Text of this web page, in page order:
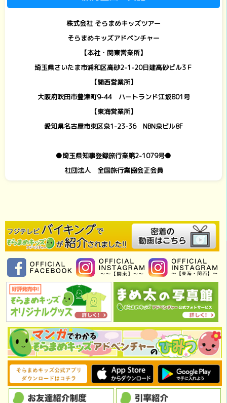
株式会社 そらまめキッズツアー
そらまめキッズアドベンチャー
【本社・関東営業所】
埼玉県さいたま市浦和区高砂2-1-20日建高砂ビル3Ｆ
【関西営業所】
大阪府吹田市豊津町9-44 ハートランド江坂801号
【東海営業所】
愛知県名古屋市東区泉1-23-36 NBN泉ビル8F
●埼玉県知事登録旅行業第2-1079号●
社団法人 全国旅行業協会正会員